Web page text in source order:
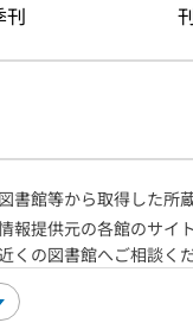
刊
館等から取得した所
報提供元の各館のサ
くの図書館へご相談く